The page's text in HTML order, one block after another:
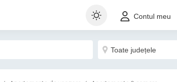
Contul meu